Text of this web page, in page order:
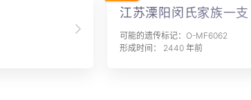
江苏溧阳闵氏家族一支
可能的遗传标记：O-MF6062
形成时间： 2440 年前